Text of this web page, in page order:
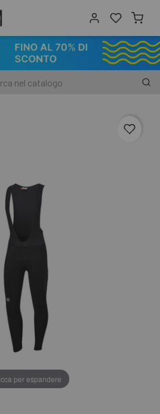
per espandere